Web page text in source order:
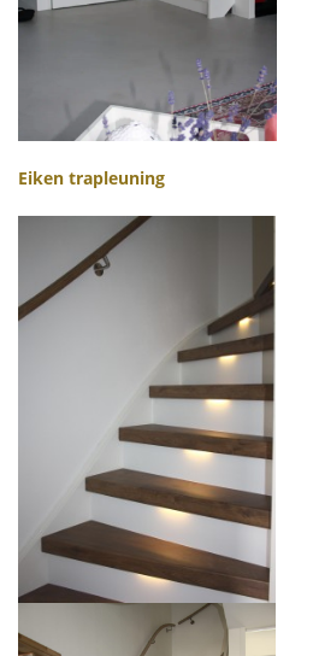
Eiken trapleuning